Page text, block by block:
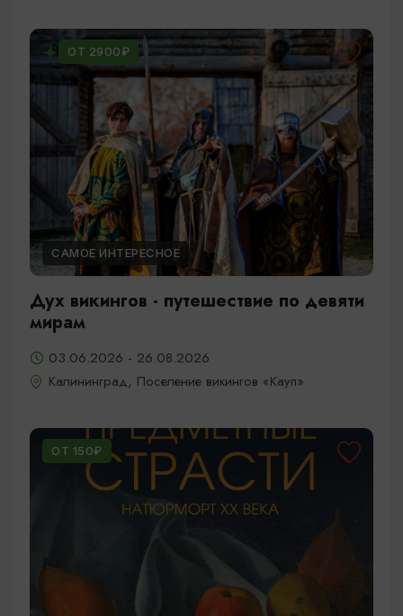
ОТ 2900₽
САМОЕ ИНТЕРЕСНОЕ
Дух викингов - путешествие по девяти
мирам
03.06.2026 - 26.08.2026
Калининград, Поселение викингов «Кауп»
ОТ 150₽